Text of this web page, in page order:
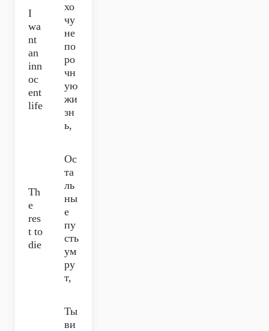
I
wa
nt
an
inn
oc
ent
life
хо
чу
не
по
ро
чн
ую
жи
зн
ь,
Th
e
res
t to
die
Ос
та
ль
ны
е
пу
сть
ум
ру
т,
Ты
ви